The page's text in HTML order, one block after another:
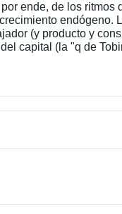
ende, de los
(y producto y
capital (la "q de